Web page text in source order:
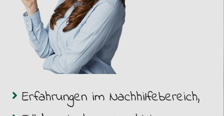
Erfahrungen im Nachhilfebereich,